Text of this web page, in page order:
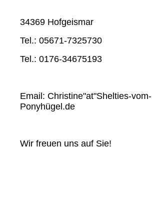
34369 Hofgeismar
Tel.: 05671-7325730
Tel.: 0176-34675193
Email: Christine"at"Shelties-vom-
Ponyhügel.de
Wir freuen uns auf Sie!